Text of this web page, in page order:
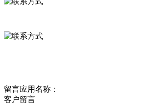
留言应用名称：
客户留言